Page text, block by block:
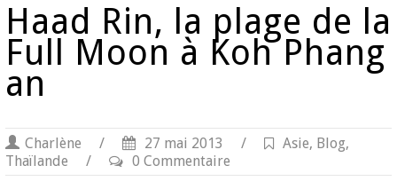
Haad Rin, la plage de la
Full Moon à Koh Phang
an
Charlène / 27 mai 2013 / Asie, Blog,
Thaïlande
/ 0 Commentaire